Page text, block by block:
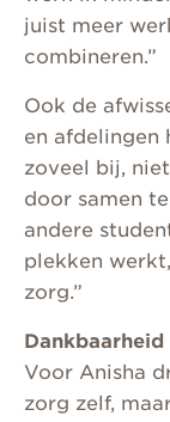
juist meer
combineren.”
Ook de
en afdelingen
zoveel bij,
door samen
andere
plekken
zorg.”
Voor Anisha
zorg zelf,